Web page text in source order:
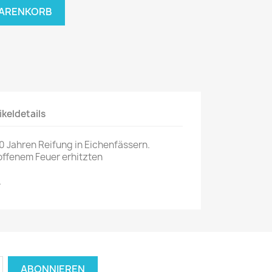
Jahren Reifung in Eichenfässern.
Feuer erhitzten